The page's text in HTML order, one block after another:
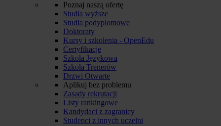
Poznaj naszą ofertę
Studia wyższe
Studia podyplomowe
Doktoraty
Kursy i szkolenia - OpenEdu
Certyfikacje
Szkoła Językowa
Szkoła Trenerów
Drzwi Otwarte
Aplikuj bez problemu
Zasady rekrutacji
Listy rankingowe
Kandydaci z zagranicy
Studenci z innych uczelni